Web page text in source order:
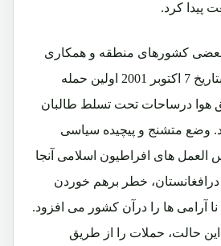
پیدا کرد.
بعضی کشورهای منطقه و همکاری
پاکستان و ازبکستان بتاریخ 7 اکتوبر 2001 اولین حمله
هوا درساحات تحت تسلط طالبان
وضع متشنج و پیچیده سیاسی
های افراطیون اسلامی آنجا
درافغانستان، خطر برهم خوردن
نا آرامی ها را درآن کشور می افزود.
این حالت، حملات را از طریق